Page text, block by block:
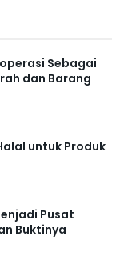
Sebagai
dan Barang
untuk Produk
Pusat
Buktinya